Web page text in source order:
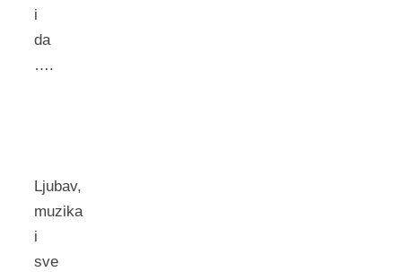
i
da
….
Ljubav,
muzika
i
sve